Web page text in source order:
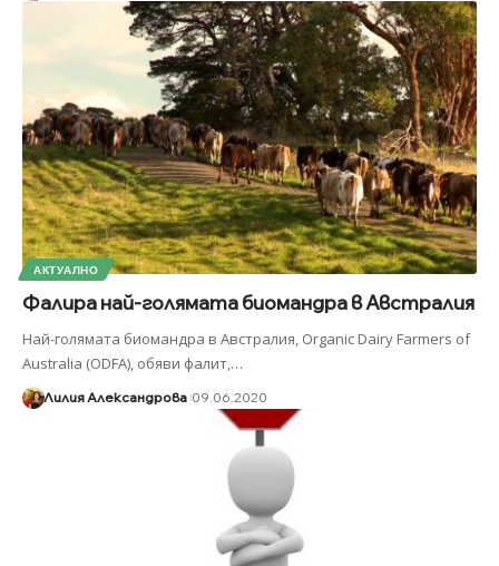
АКТУАЛНО
Фалира най-голямата биомандра в Австралия
Най-голямата биомандра в Австралия, Organic Dairy Farmers of
Australia (ODFA), обяви фалит,…
Лилия Александрова 09.06.2020